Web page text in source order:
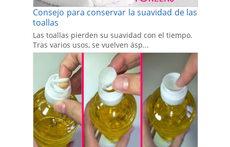
Consejo para conservar la suavidad de las
toallas
Las toallas pierden su suavidad con el tiempo.
Tras varios usos, se vuelven ásp...